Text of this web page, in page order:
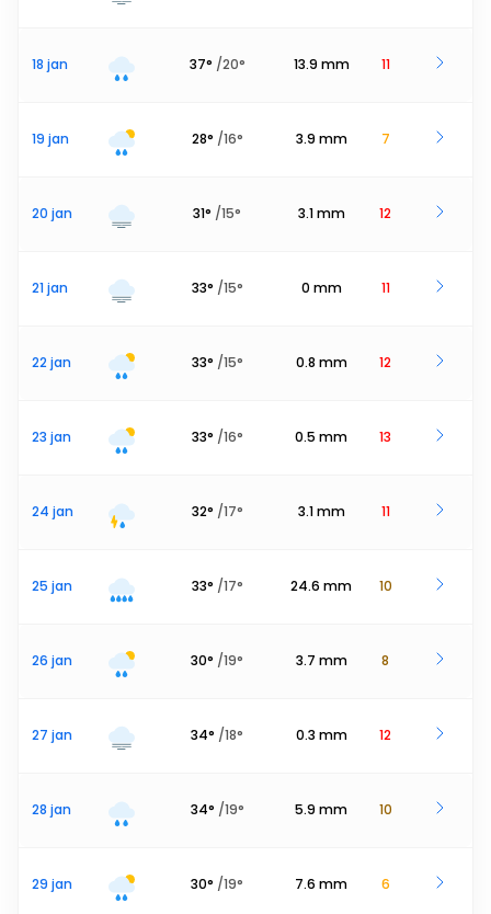
18 jan 37° /20° 13.9 mm 11
19 jan 28° /16° 3.9 mm 7
20 jan 31° /15° 3.1 mm 12
21 jan 33° /15° 0 mm 11
22 jan 33° /15° 0.8 mm 12
23 jan 33° /16° 0.5 mm 13
24 jan 32° /17° 3.1 mm 11
25 jan 33° /17° 24.6 mm 10
26 jan 30° /19° 3.7 mm 8
27 jan 34° /18° 0.3 mm 12
28 jan 34° /19° 5.9 mm 10
29 jan 30° /19° 7.6 mm 6